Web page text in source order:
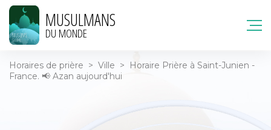
MUSULMANS
DU MONDE
Horaires de prière > Ville >
Horaire Prière à Saint-Junien -
France. 📢 Azan aujourd'hui